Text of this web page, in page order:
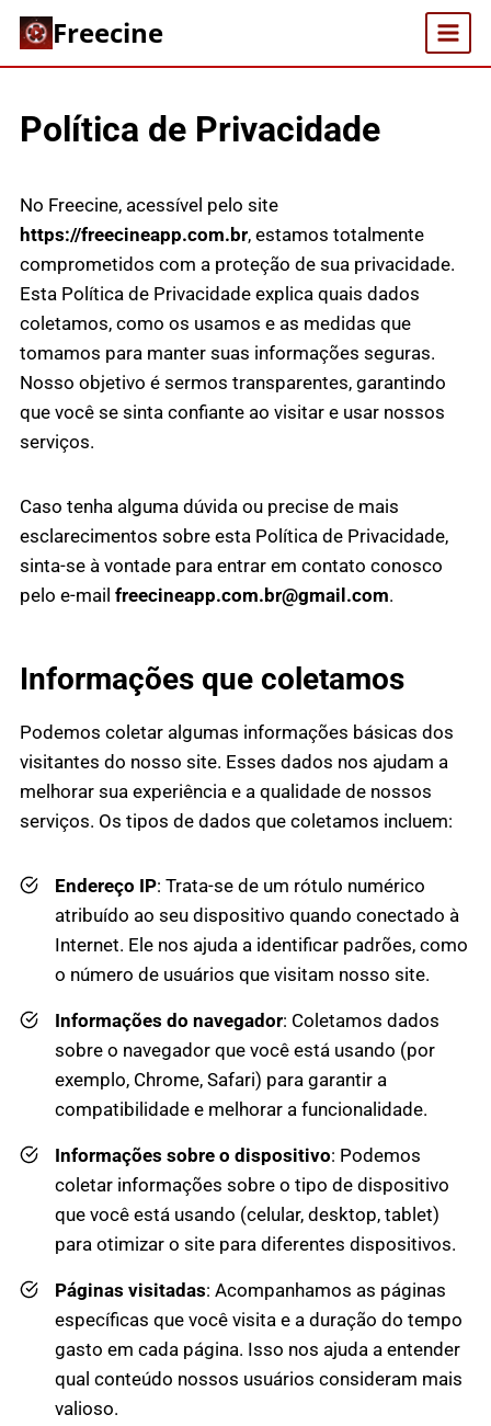
Skip
content
Freecine
Política de Privacidade
No Freecine, acessível pelo site
https://freecineapp.com.br, estamos totalmente
comprometidos com a proteção de sua privacidade.
Esta Política de Privacidade explica quais dados
coletamos, como os usamos e as medidas que
tomamos para manter suas informações seguras.
Nosso objetivo é sermos transparentes, garantindo
que você se sinta confiante ao visitar e usar nossos
serviços.
Caso tenha alguma dúvida ou precise de mais
esclarecimentos sobre esta Política de Privacidade,
sinta-se à vontade para entrar em contato conosco
pelo e-mail freecineapp.com.br@gmail.com.
Informações que coletamos
Podemos coletar algumas informações básicas dos
visitantes do nosso site. Esses dados nos ajudam a
melhorar sua experiência e a qualidade de nossos
serviços. Os tipos de dados que coletamos incluem:
Endereço IP: Trata-se de um rótulo numérico
atribuído ao seu dispositivo quando conectado à
Internet. Ele nos ajuda a identificar padrões, como
o número de usuários que visitam nosso site.
Informações do navegador: Coletamos dados
sobre o navegador que você está usando (por
exemplo, Chrome, Safari) para garantir a
compatibilidade e melhorar a funcionalidade.
Informações sobre o dispositivo: Podemos
coletar informações sobre o tipo de dispositivo
que você está usando (celular, desktop, tablet)
para otimizar o site para diferentes dispositivos.
Páginas visitadas: Acompanhamos as páginas
específicas que você visita e a duração do tempo
gasto em cada página. Isso nos ajuda a entender
qual conteúdo nossos usuários consideram mais
valioso.